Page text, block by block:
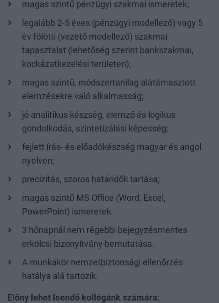
magas szintű pénzügyi szakmai ismeretek;
legalább 2-5 éves (pénzügyi modellező) vagy 5
év fölötti (vezető modellező) szakmai
tapasztalat (lehetőség szerint bankszakmai,
kockázatkezelési területen);
magas szintű, módszertanilag alátámasztott
elemzésekre való alkalmasság;
jó analitikus készség, elemző és logikus
gondolkodás, szintetizálási képesség;
fejlett írás- és előadókészség magyar és angol
nyelven;
precizitás, szoros határidők tartása;
magas szintű MS Office (Word, Excel,
PowerPoint) ismeretek.
3 hónapnál nem régebbi bejegyzésmentes
erkölcsi bizonyítvány bemutatása.
A munkakör nemzetbiztonsági ellenőrzés
hatálya alá tartozik.
Előny lehet leendő kollégánk számára: